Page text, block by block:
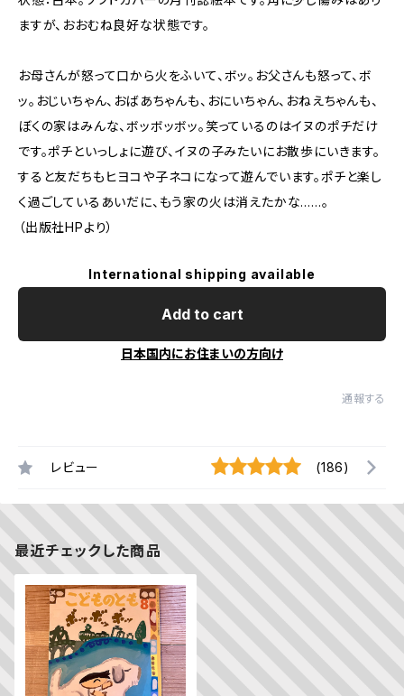
ますが、おおむね良好な状態です。
お母さんが怒って口から火をふいて、ボッ。お父さんも怒って、ボ
ッ。おじいちゃん、おばあちゃんも、おにいちゃん、おねえちゃんも、
ぼくの家はみんな、ボッボッボッ。笑っているのはイヌのポチだけ
です。ポチといっしょに遊び、イヌの子みたいにお散歩にいきます。
すると友だちもヒヨコや子ネコになって遊んでいます。ポチと楽し
く過ごしているあいだに、もう家の火は消えたかな……。
（出版社HPより）
International shipping available
Add to cart
日本国内にお住まいの方向け
通報する
レビュー (186)
最近チェックした商品